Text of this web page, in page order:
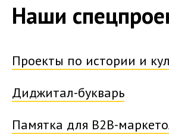
Наши
Проекты по истории и
Диджитал-букварь
Памятка для B2B-